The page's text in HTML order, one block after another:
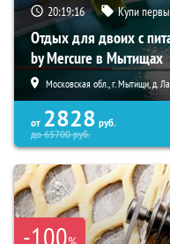
20:19:15 Купи
Отдых для двоих с
by Mercure в Мытищах
Московская обл., г. Мытищи, д.
от 2828 руб.
до65700руб.
-100